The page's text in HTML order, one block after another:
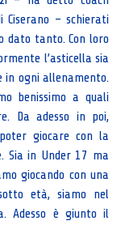
– schierati
dato tanto. Con loro
l’asticella sia
in ogni allenamento.
benissimo a quali
Da adesso in poi,
giocare con la
Sia in Under 17 ma
giocando con una
età, siamo nel
Adesso è giunto il